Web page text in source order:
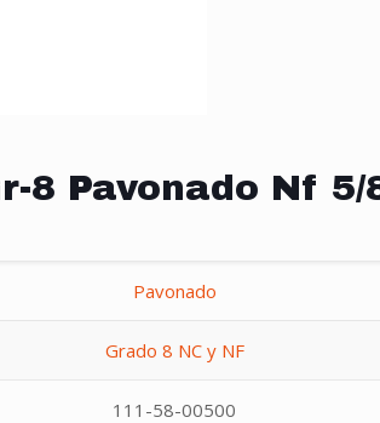
8 Pavonado Nf 5/
Pavonado
Grado 8 NC y NF
111-58-00500